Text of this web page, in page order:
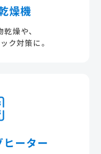
燥機
燥や、
ク対策に。
ーター